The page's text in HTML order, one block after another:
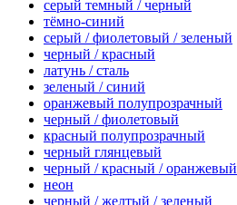
серый темный / черный
тёмно-синий
серый / фиолетовый / зеленый
черный / красный
латунь / сталь
зеленый / синий
оранжевый полупрозрачный
черный / фиолетовый
красный полупрозрачный
черный глянцевый
черный / красный / оранжевый
неон
черный / желтый / зеленый